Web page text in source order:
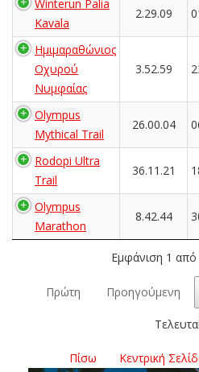
Winterun Palia
Kavala
2.29.09
Ημιμαραθώνιος
Οχυρού
Νυμφαίας
3.52.59
Olympus
Mythical Trail
26.00.04
Rodopi Ultra
Trail
36.11.21
Olympus
Marathon
8.42.44
Εμφάνιση 1 από
Πρώτη Προηγούμενη
Πίσω Κεντρική